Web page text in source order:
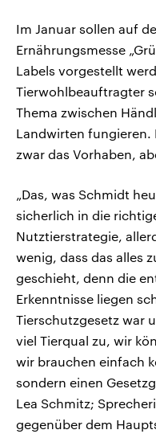
Im Januar sollen auf
Ernährungsmesse
Labels vorgestellt
Tierwohlbeauftragter
Thema zwischen
Landwirten fungieren.
zwar das Vorhaben,
„Das, was Schmidt
sicherlich in die
Nutztierstrategie,
wenig, dass das alles
geschieht, denn die
Erkenntnisse liegen
Tierschutzgesetz war
viel Tierqual zu, wir
wir brauchen einfach
sondern einen
Lea Schmitz;
gegenüber dem